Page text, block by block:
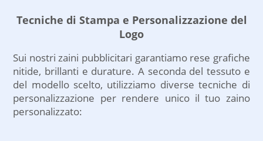
Tecniche di Stampa e Personalizzazione del
Logo
Sui nostri zaini pubblicitari garantiamo rese grafiche
nitide, brillanti e durature. A seconda del tessuto e
del modello scelto, utilizziamo diverse tecniche di
personalizzazione per rendere unico il tuo zaino
personalizzato: